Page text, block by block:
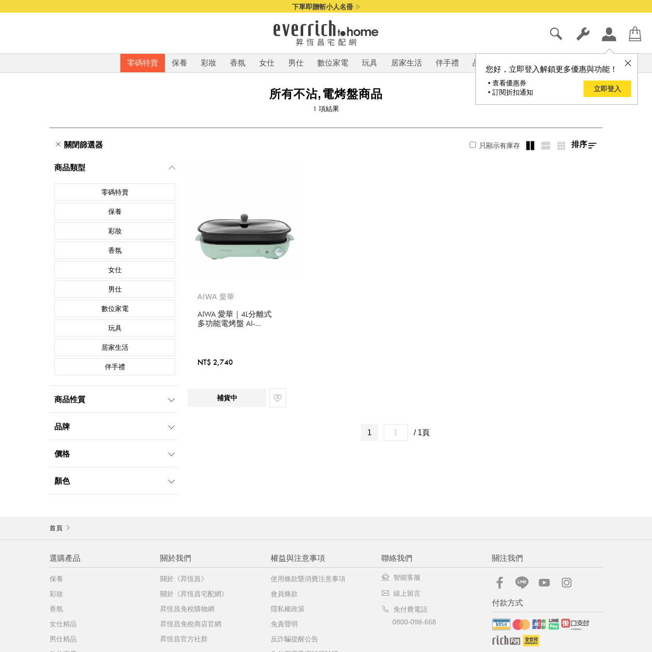
下單即贈斬小人名冊
您好，立即登入解鎖更多優惠與功能！
• 查看優惠券
• 訂閱折扣通知
立即登入
零碼特賣 保養 彩妝 香氛 女仕 男仕 數位家電 玩具 居家生活 伴手禮 品牌
所有不沾,電烤盤商品
1 項結果
關閉篩選器 只顯示有庫存 排序
商品類型
零碼特賣
保養
彩妝
香氛
女仕
男仕
數位家電
玩具
居家生活
伴手禮
商品性質
品牌
價格
顏色
AIWA 愛華
AIWA 愛華｜4L分離式
多功能電烤盤 AI-
NT$ 2,740
補貨中
1 / 1頁
首頁
選購產品
保養
彩妝
香氛
女仕精品
男仕精品
關於我們
關於《昇恆昌》
關於《昇恆昌宅配網》
昇恆昌免稅購物網
昇恆昌免稅商店官網
昇恆昌官方社群
權益與注意事項
使用條款暨消費注意事項
會員條款
隱私權政策
免責聲明
反詐騙提醒公告
聯絡我們
智能客服
線上留言
免付費電話
0800-098-668
關注我們
付款方式